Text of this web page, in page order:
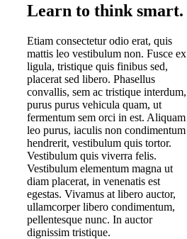
Learn to think smart.
Etiam consectetur odio erat, quis
mattis leo vestibulum non. Fusce ex
ligula, tristique quis finibus sed,
placerat sed libero. Phasellus
convallis, sem ac tristique interdum,
purus purus vehicula quam, ut
fermentum sem orci in est. Aliquam
leo purus, iaculis non condimentum
hendrerit, vestibulum quis tortor.
Vestibulum quis viverra felis.
Vestibulum elementum magna ut
diam placerat, in venenatis est
egestas. Vivamus at libero auctor,
ullamcorper libero condimentum,
pellentesque nunc. In auctor
dignissim tristique.